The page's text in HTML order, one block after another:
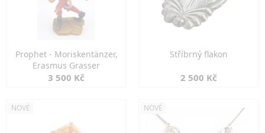
Prophet - Moriskentänzer,
Erasmus Grasser
3 500 Kč
Stříbrný flakon
2 500 Kč
NOVÉ NOVÉ